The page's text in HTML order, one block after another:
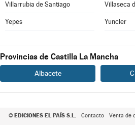
Villarrubia de Santiago Villaseca
Yepes Yuncler
Provincias de Castilla La Mancha
Albacete
© EDICIONES EL PAÍS S.L. Contacto Venta de